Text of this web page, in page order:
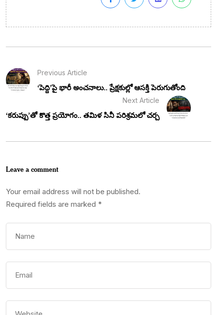
Previous Article
‘పెద్ది’పై భారీ అంచనాలు.. ప్రేక్షకుల్లో ఆసక్తి పెరుగుతోంది
Next Article
‘కరుప్పు’తో కొత్త ప్రయోగం.. తమిళ సినీ పరిశ్రమలో చర్చ
Leave a comment
Your email address will not be published.
Required fields are marked *